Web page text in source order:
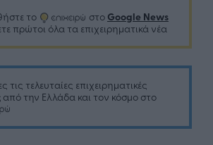
το στο Google News
πρώτοι όλα τα επιχειρηματικά νέα
τις τελευταίες επιχειρηματικές
από την Ελλάδα και τον κόσμο στο